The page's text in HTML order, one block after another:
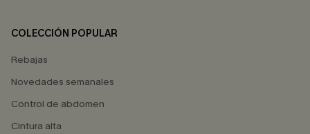
COLECCIÓN POPULAR
Rebajas
Novedades semanales
Control de abdomen
Cintura alta